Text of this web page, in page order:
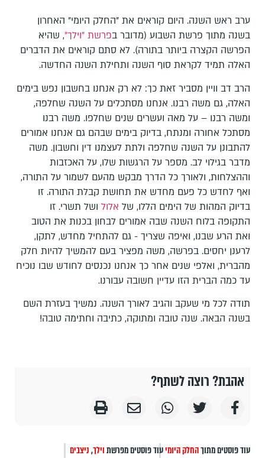
ערב ראש השנה. היום קוראים את "החלק היומי" האחרון
בשנה מתוך פרשת השבוע (מדובר בפרשת "וילך", שהיא
הפרשה הקצרה ביותר בתורה). לא סתם קוראים את הדברים
האלה תמיד לקראת סוף השנה ותחילת השנה החדשה.
הרב דב וויין מסביר זאת כך: לא רק אנחנו בחשבון נפש בימים
האלה, גם משה רבנו. אנחנו מסתכלים על השנה שחלפה,
ומשה רבנו – על מאה ועשרים שנים שחלפו. משה רבנו
מסתכל אחורה ומנתח, בדיוק בימים שבהם גם אנחנו אמורים
להתבונן על השנה שחלפה ולתת לעצמנו דין וחשבון. משה
מדבר בגילוי לב. מספר על הרגשות שלו, על האכזבות
וההצלחות, ולאורך כל הדרך מבקש מהעם לשמור על התורה,
ואף לחדש כל פעם מחדש את תחושת קבלת התורה. זו
בדיוק המהות של הימים הללו, של אלול ושל תשרי. זו
התקופה בלוח השנה שבה אמורים לבחון בכנות את הטוב
ואת הרע שבנו, ואיפה שצריך - גם להתחיל מחדש, לתקן,
לרענן יחסים. בפרשה, משה מפציר בעם להמשיך להיות חלק
מהברית, ואלפי שנים אחר כך אנחנו נכנסים לחודש שבו נוכיח
עד כמה הברית הזו עדיין חשובה עבורנו.
תודה לכל מי שעקב והגיב לאורך השנה. נמשיך בעזרת השם
בשנה הבאה. שנה טובה ומתוקה, כתיבה וחתימה טובה!
אהבת? רוצה לשתף?
עוד פוסטים מתוךהחלק היומיעוד פוסטים מפרשתוילך,ניצבים